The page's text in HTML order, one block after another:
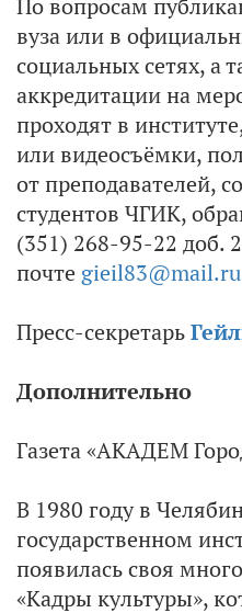
По вопросам
вуза или в
социальных сетях, а
аккредитации на
проходят в
или видеосъёмки,
от преподавателей,
студентов ЧГИК,
(351) 268-95-22 доб.
почте gieil83@mail.ru
Пресс-секретарь
Дополнительно
Газета «АКАДЕМ
В 1980 году в
государственном
появилась своя
«Кадры культуры»,